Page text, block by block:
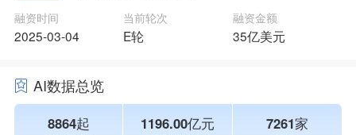
融资时间
2025-03-04
当前轮次
E轮
融资金额
35亿美元
AI数据总览
8864起 1196.00亿元 7261家